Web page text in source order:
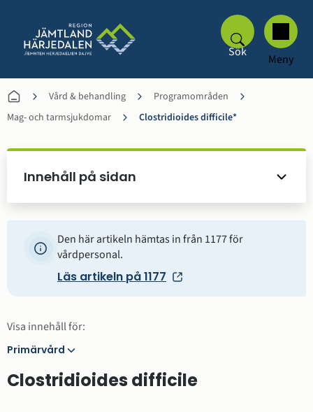
Sök Meny
Vård & behandling
Programområden
Mag- och tarmsjukdomar
Clostridioides difficile*
Innehåll på sidan
Den här artikeln hämtas in från 1177 för
vårdpersonal.
Läs artikeln på 1177
Visa innehåll för:
Primärvård
Primärvård
Clostridioides difficile